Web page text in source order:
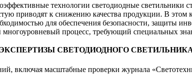
технологии светодиодные
приводят к снижению качества продукции. В этом
для обеспечения безопасности, защиты
процесс, требующий специальных
СВЕТОДИОДНОГО
включая масштабные проверки журнала